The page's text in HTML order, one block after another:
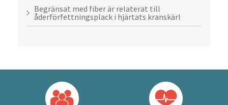
Begränsat med fiber är relaterat till
åderförfettningsplack i hjärtats kranskärl